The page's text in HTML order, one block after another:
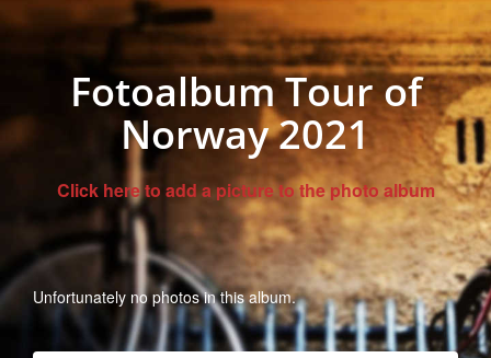
Fotoalbum Tour of
Norway 2021
Click here to add a picture to the photo album
Unfortunately no photos in this album.